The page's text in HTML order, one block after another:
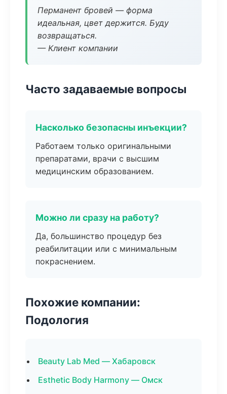
Перманент бровей — форма
идеальная, цвет держится. Буду
возвращаться.
— Клиент компании
Часто задаваемые вопросы
Насколько безопасны инъекции?
Работаем только оригинальными
препаратами, врачи с высшим
медицинским образованием.
Можно ли сразу на работу?
Да, большинство процедур без
реабилитации или с минимальным
покраснением.
Похожие компании:
Подология
Beauty Lab Med — Хабаровск
Esthetic Body Harmony — Омск